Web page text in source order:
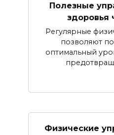
Полезные
здоровья
Регулярные
позволяют
оптимальный
Физические